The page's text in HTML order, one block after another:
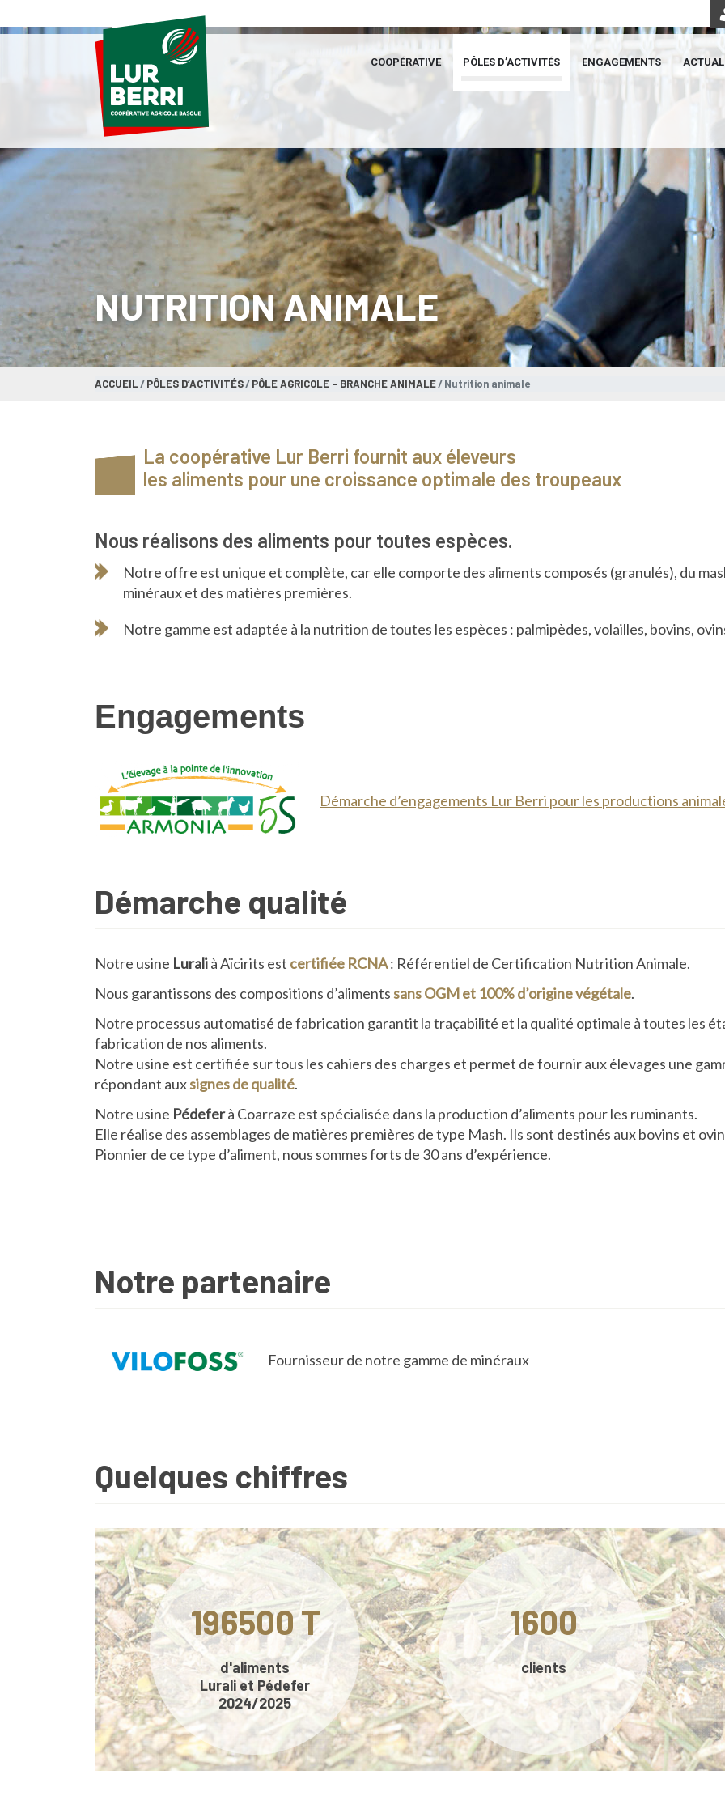
COOPÉRATIVE PÔLES D’ACTIVITÉS ENGAGEMENTS
NUTRITION ANIMALE
ACCUEIL PÔLES D’ACTIVITÉS PÔLE AGRICOLE – BRANCHE ANIMALE Nutrition animale
La coopérative Lur Berri fournit aux éleveurs
les aliments pour une croissance optimale des troupeaux
Nous réalisons des aliments pour toutes espèces.
Notre offre est unique et complète, car elle comporte des aliments composés (granulés), du
minéraux et des matières premières.
Notre gamme est adaptée à la nutrition de toutes les espèces : palmipèdes, volailles, bovins,
Engagements
Démarche d’engagements Lur Berri pour les productions
Démarche qualité
Notre usine Luralià Aïcirits est certifiée RCNA: Référentiel de Certification Nutrition Animale.
Nous garantissons des compositions d’aliments sans OGM et 100% d’origine végétale.
Notre processus automatisé de fabrication garantit la traçabilité et la qualité optimale à toutes les
fabrication de nos aliments.
Notre usine est certifiée sur tous les cahiers des charges et permet de fournir aux élevages une
répondant auxsignes de qualité.
Notre usine Pédeferà Coarraze est spécialisée dans la production d’aliments pour les ruminants.
Elle réalise des assemblages de matières premières de type Mash. Ils sont destinés aux bovins et
Pionnier de ce type d’aliment, nous sommes forts de 30 ans d’expérience.
Notre partenaire
Fournisseur de notre gamme de minéraux
Quelques chiffres
196500T
d'aliments
Lurali et Pédefer
2024/2025
1600
clients